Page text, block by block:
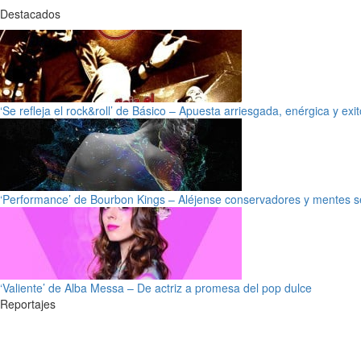
Destacados
‘Se refleja el rock&roll’ de Básico – Apuesta arriesgada, enérgica y
‘Performance’ de Bourbon Kings – Aléjense conservadores y mentes
‘Valiente’ de Alba Messa – De actriz a promesa del pop dulce
Reportajes